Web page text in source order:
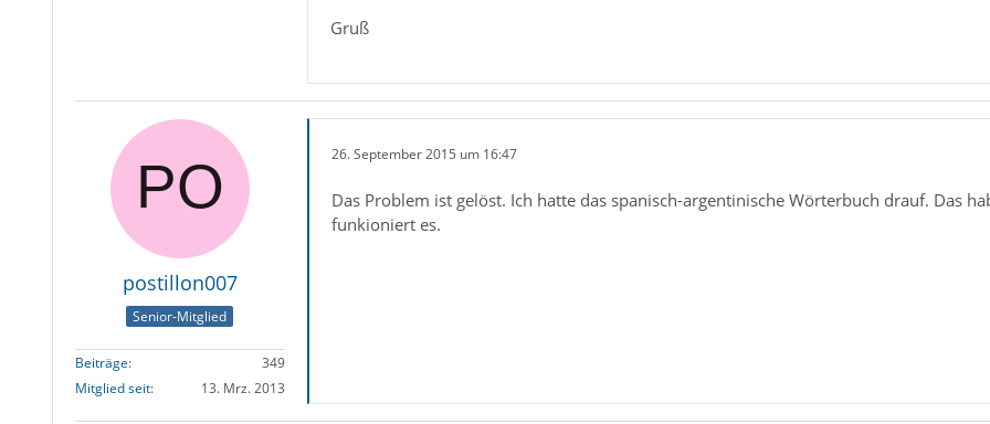
Gruß
postillon007
Senior-Mitglied
Beiträge
349
Mitglied seit
13. Mrz. 2013
26. September 2015 um 16:47
Das Problem ist gelöst. Ich hatte das spanisch-argentinische Wörterbuch drauf. Das
funkioniert es.